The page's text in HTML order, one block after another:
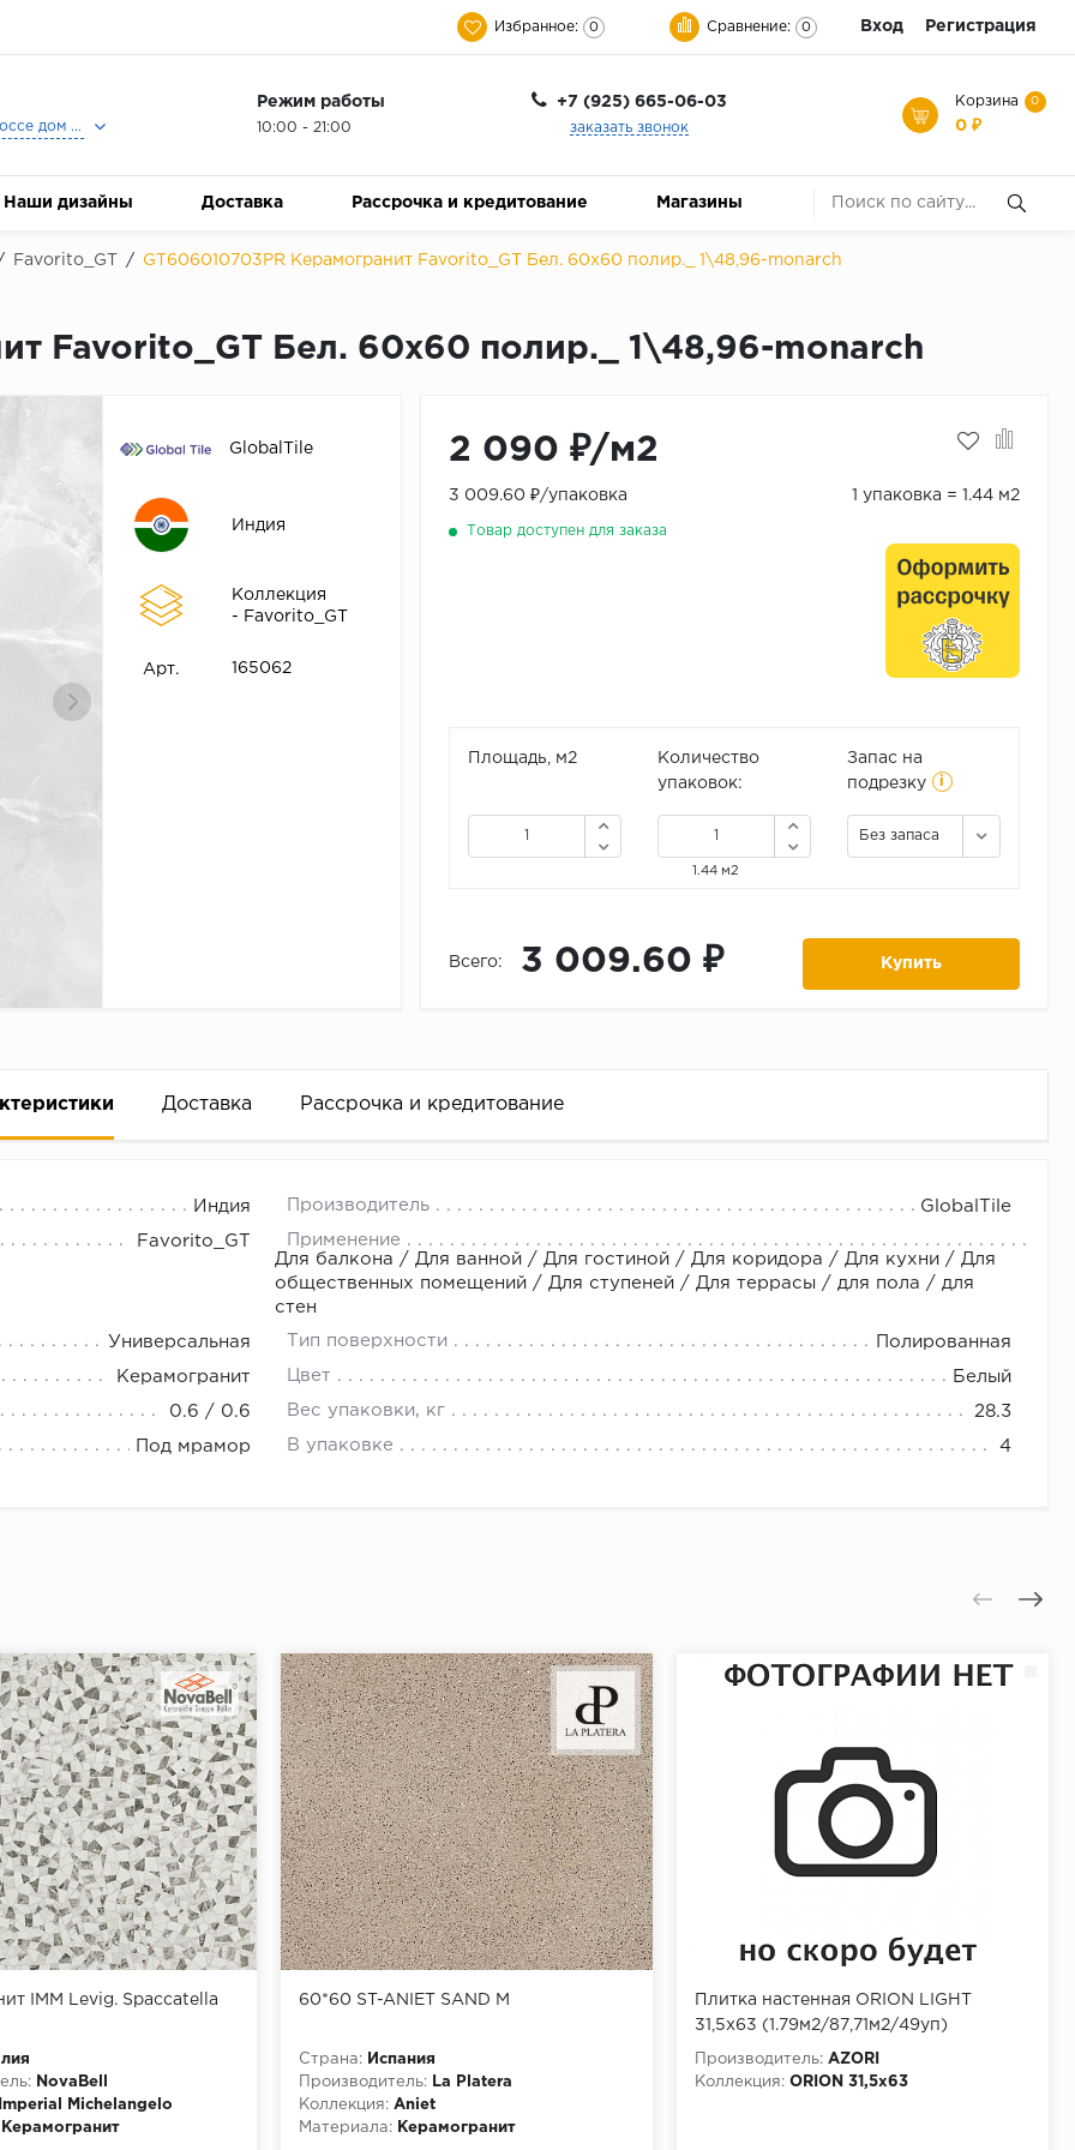
Избранное: 0 Сравнение: 0 Вход Регистрация
Москва, Ленинградское шоссе дом 25, Торговый Центр Family Room, 2-ой этаж, Магазин Керамический Бум.
Режим работы
10:00 - 21:00
+7 (925) 665-06-03
заказать звонок
Корзина 0
0 ₽
Наши дизайны Доставка Рассрочка и кредитование Магазины
Favorito_GT / GT606010703PR Керамогранит Favorito_GT Бел. 60x60 полир._ 1\48,96-monarch
Favorito_GT Бел. 60x60 полир._ 1\48,96-monarch
GlobalTile
Индия
Коллекция
- Favorito_GT
Арт. 165062
2 090 ₽/м2
3 009.60 ₽/упаковка 1 упаковка = 1.44 м2
Товар доступен для заказа
Площадь, м2
Количество
упаковок:
1.44 м2
Запас на
подрезку
i
Без запаса
Всего: 3 009.60 ₽ Купить
Доставка Рассрочка и кредитование
Индия Производитель GlobalTile
Favorito_GT
Применение
Для балкона / Для ванной / Для гостиной / Для коридора / Для кухни / Для
общественных помещений / Для ступеней / Для террасы / для пола / для
стен
Универсальная Тип поверхности Полированная
Керамогранит Цвет Белый
0.6 / 0.6 Вес упаковки, кг 28.3
Под мрамор В упаковке 4
деньгами
за 2 минуты прямо в форме заявки на той же странице
на встрече с представителем или по СМС
IMM Levig. Spaccatella
NovaBell
Imperial Michelangelo
Керамогранит
60*60 ST-ANIET SAND M
Страна:
Испания
Производитель:
La Platera
Коллекция: Aniet
Материала:
Керамогранит
Плитка настенная ORION LIGHT
31,5х63 (1.79м2/87,71м2/49уп)
Производитель: AZORI
Коллекция: ORION 31,5x63